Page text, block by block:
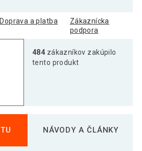
Doprava a platba
Zákaznícka
podpora
484 zákazníkov zakúpilo
tento produkt
NÁVODY A ČLÁNKY